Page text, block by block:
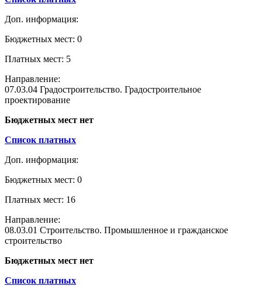
Доп. информация:
Бюджетных мест: 0
Платных мест: 5
Направление:
07.03.04 Градостроительство. Градостроительное
проектирование
Бюджетных мест нет
Список платных
Доп. информация:
Бюджетных мест: 0
Платных мест: 16
Направление:
08.03.01 Строительство. Промышленное и гражданское
строительство
Бюджетных мест нет
Список платных